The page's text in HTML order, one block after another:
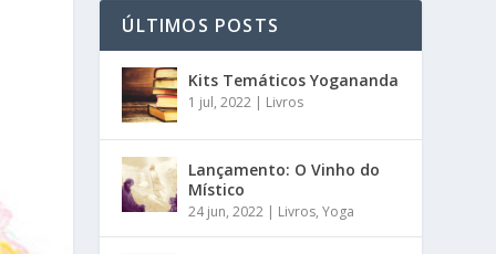
ÚLTIMOS POSTS
Kits Temáticos Yogananda
1 jul, 2022 | Livros
Lançamento: O Vinho do
Místico
24 jun, 2022 | Livros,Yoga